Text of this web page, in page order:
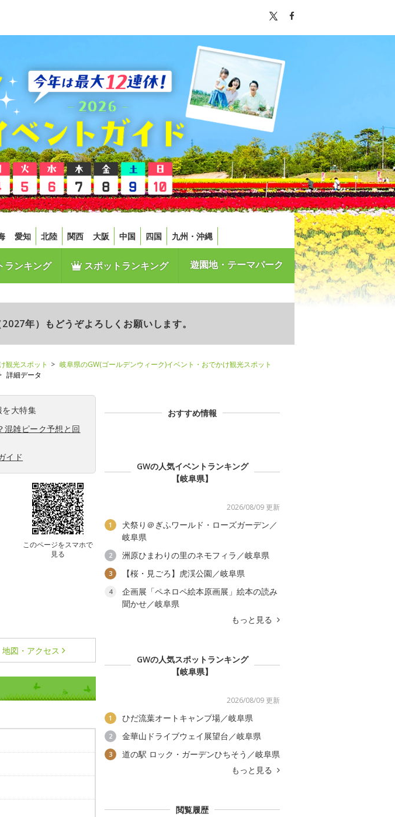
愛知 北陸 関西 大阪 中国 四国 九州・沖縄
ランキング スポットランキング 遊園地・テーマパーク
年）もどうぞよろしくお願いします。
観光スポット
岐阜県のGW(ゴールデンウィーク)イベント・おでかけ観光スポット
詳細データ
を大特集
混雑ピーク予想と回
イド
このページをスマホで
見る
地図・アクセス
おすすめ情報
GWの人気イベントランキング
【岐阜県】
2026/08/09 更新
1
犬祭り＠ぎふワールド・ローズガーデン／
岐阜県
2 洲原ひまわりの里のネモフィラ／岐阜県
3 【桜・見ごろ】虎渓公園／岐阜県
4
企画展「ペネロペ絵本原画展」絵本の読み
聞かせ／岐阜県
もっと見る
GWの人気スポットランキング
【岐阜県】
2026/08/09 更新
1 ひだ流葉オートキャンプ場／岐阜県
2 金華山ドライブウェイ展望台／岐阜県
3
道の駅 ロック・ガーデンひちそう／岐阜県
もっと見る
閲覧履歴